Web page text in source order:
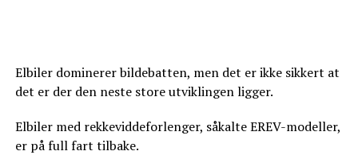
Elbiler dominerer bildebatten, men det er ikke sikkert at
det er der den neste store utviklingen ligger.
Elbiler med rekkeviddeforlenger, såkalte EREV-modeller,
er på full fart tilbake.